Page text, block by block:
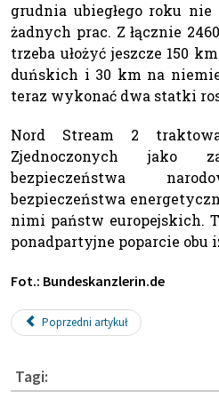
grudnia ubiegłego roku
żadnych prac. Z łącznie
trzeba ułożyć jeszcze 150
duńskich i 30 km na
teraz wykonać dwa statki
Nord Stream 2
Zjednoczonych jako
bezpieczeństwa
bezpieczeństwa
nimi państw europejskich.
ponadpartyjne poparcie obu
Fot.: Bundeskanzlerin.de
Poprzedni artykuł
Tagi: